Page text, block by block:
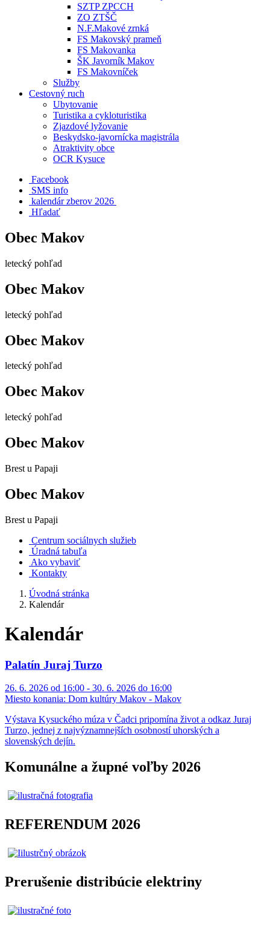
SZTP ZPCCH
ZO ZTŠČ
N.F.Makové zrnká
FS Makovský prameň
FS Makovanka
ŠK Javorník Makov
FS Makovníček
Služby
Cestovný ruch
Ubytovanie
Turistika a cykloturistika
Zjazdové lyžovanie
Beskydsko-javornícka magistrála
Atraktivity obce
OCR Kysuce
Facebook
SMS info
​ kalendár zberov 2026
Hľadať
Obec Makov
letecký pohľad
Obec Makov
letecký pohľad
Obec Makov
letecký pohľad
Obec Makov
letecký pohľad
Obec Makov
Brest u Papaji
Obec Makov
Brest u Papaji
Centrum sociálnych služieb
Úradná tabuľa
Ako vybaviť
Kontakty
Úvodná stránka
Kalendár
Kalendár
Palatín Juraj Turzo
26. 6. 2026 od 16:00 - 30. 6. 2026 do 16:00
Miesto konania: Dom kultúry Makov - Makov
Výstava Kysuckého múza v Čadci pripomína život a odkaz Juraj
Turzo, jednej z najvýznamnejších osobností uhorských a
slovenských dejín.
Komunálne a župné voľby 2026
REFERENDUM 2026
Prerušenie distribúcie elektriny